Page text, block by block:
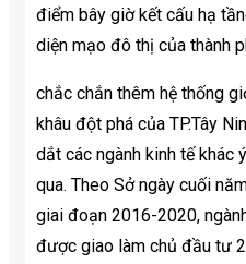
điểm bây giờ kết cấu hạ
diện mạo đô thị của thành
chắc chắn thêm hệ thống
khâu đột phá của TP.Tây
dắt các ngành kinh tế khác
qua. Theo Sở ngày cuối
giai đoạn 2016-2020,
được giao làm chủ đầu tư